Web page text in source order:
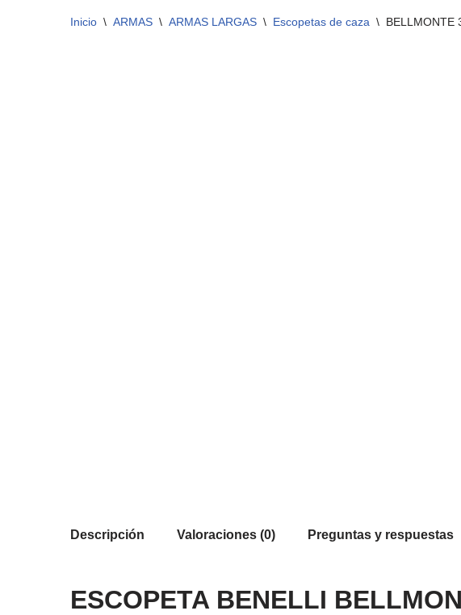
Inicio \ ARMAS \ ARMAS LARGAS \ Escopetas de caza \ BELLMONTE
Descripción Valoraciones (0) Preguntas y respuestas
ESCOPETA BENELLI